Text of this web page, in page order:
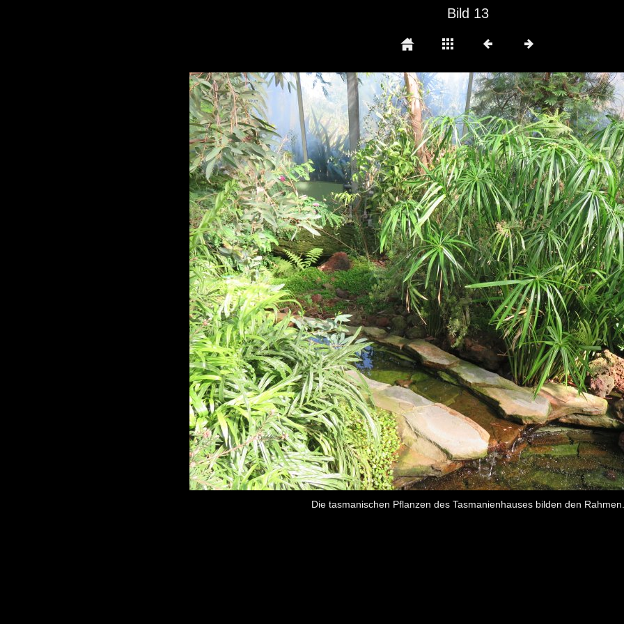
Bild 13
Die tasmanischen Pflanzen des Tasmanienhauses bilden den Rahmen.